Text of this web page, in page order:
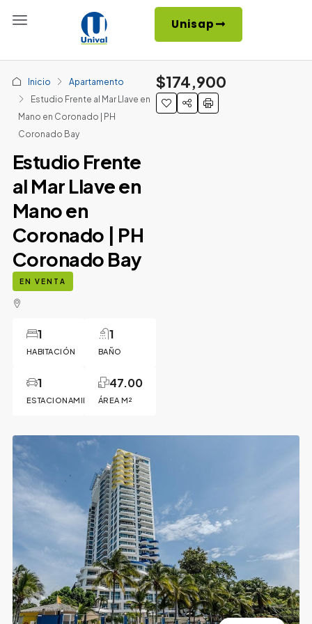
Unisap
Inicio
Apartamento
Estudio Frente al Mar Llave en
Mano en Coronado | PH
Coronado Bay
Estudio Frente
al Mar Llave en
Mano en
Coronado | PH
Coronado Bay
EN VENTA
HABITACIÓN
1
BAÑO
1
ESTACIONAMIENTO
1
ÁREA M²
47.00
$174,900